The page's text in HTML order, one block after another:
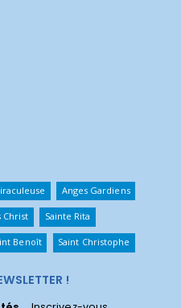
Anges Gardiens
Christ Sainte Rita
Benoît Saint Christophe
!